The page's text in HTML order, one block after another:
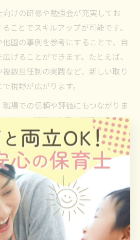
けの研修や勉強会が充実してお
ことでスキルアップが可能です。
園の事例を参考にすることで、自
げることができます。たとえば、
数担任制の実践など、新しい取り
視野が広がります。
場での信頼や評価にもつながりま
とで、周囲にも良い影響を与え、
向上に寄与することができます。
注目した保育士の選び
職場の働きやすさとは